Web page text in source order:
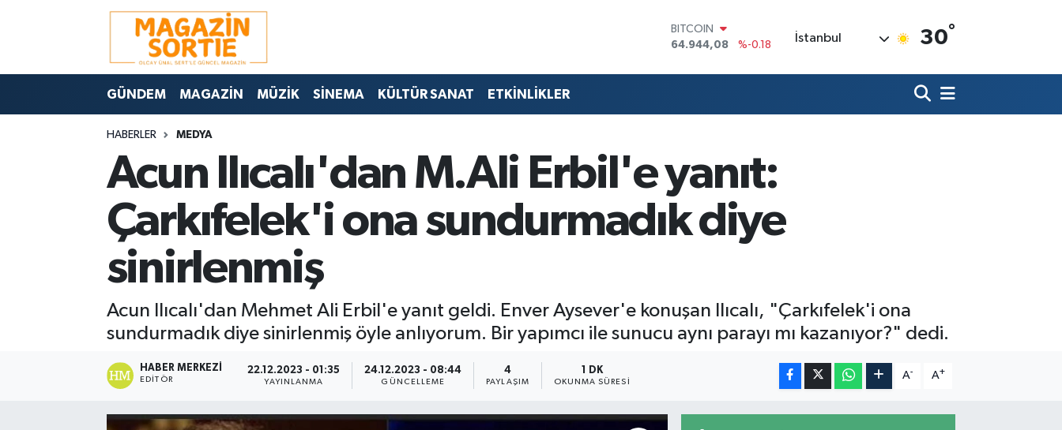
DOLAR
47,7436
%0.18
55,2510
%0.32
13.779
%-14
BITCOIN
64.944,08
İstanbul 30°
GÜNDEM MAGAZİN MÜZİK SİNEMA KÜLTÜR SANAT ETKİNLİKLER
HABERLER MEDYA
Acun Ilıcalı'dan M.Ali Erbil'e yanıt:
Çarkıfelek'i ona sundurmadık diye
sinirlenmiş
Acun Ilıcalı'dan Mehmet Ali Erbil'e yanıt geldi. Enver Aysever'e konuşan Ilıcalı, "Çarkıfelek'i ona
sundurmadık diye sinirlenmiş öyle anlıyorum. Bir yapımcı ile sunucu aynı parayı mı kazanıyor?" dedi.
HABER MERKEZI
EDITÖR
22.12.2023 - 01:35
YAYINLANMA
24.12.2023 - 08:44
GÜNCELLEME
4
PAYLAŞIM
1 DK
OKUNMA SÜRESI
A- A+
Nöbetçi Eczaneler
Hava Durumu
Trafik Durumu
Süper Lig Puan Durumu ve Fikstür
Tüm Manşetler
Son Dakika Haberleri
Haber Arşivi